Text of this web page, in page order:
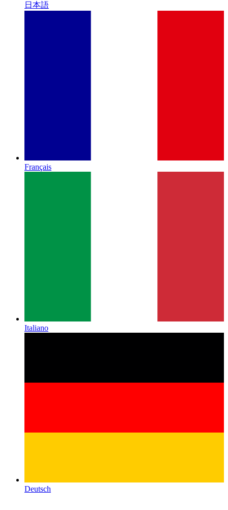
日本語
Français
Italiano
Deutsch